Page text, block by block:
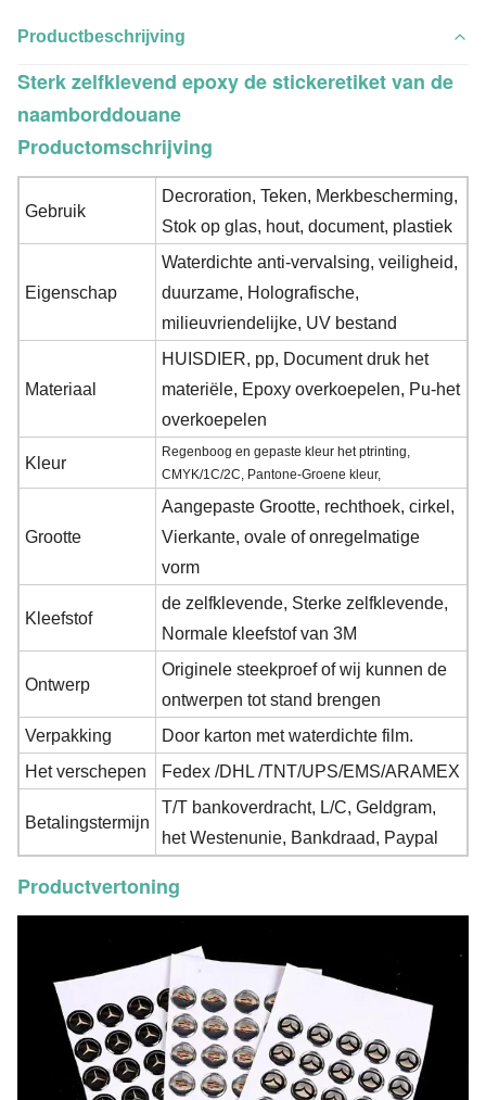
Productbeschrijving
Sterk zelfklevend epoxy de stickeretiket van de
naamborddouane
Productomschrijving
Gebruik
Decroration, Teken, Merkbescherming,
Stok op glas, hout, document, plastiek
Eigenschap
Waterdichte anti-vervalsing, veiligheid,
duurzame, Holografische,
milieuvriendelijke, UV bestand
Materiaal
HUISDIER, pp, Document druk het
materiële, Epoxy overkoepelen, Pu-het
overkoepelen
Kleur
Regenboog en gepaste kleur het ptrinting,
CMYK/1C/2C, Pantone-Groene kleur,
Grootte
Aangepaste Grootte, rechthoek, cirkel,
Vierkante, ovale of onregelmatige
vorm
Kleefstof
de zelfklevende, Sterke zelfklevende,
Normale kleefstof van 3M
Ontwerp
Originele steekproef of wij kunnen de
ontwerpen tot stand brengen
Verpakking
Door karton met waterdichte film.
Het verschepen
Fedex /DHL /TNT/UPS/EMS/ARAMEX
Betalingstermijn
T/T bankoverdracht, L/C, Geldgram,
het Westenunie, Bankdraad, Paypal
Productvertoning